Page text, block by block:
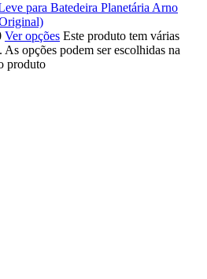
para Batedeira Planetária Arno
Ver opções Este produto tem várias
As opções podem ser escolhidas na
produto